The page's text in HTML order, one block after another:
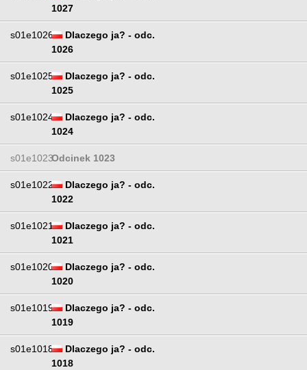
1027
s01e1026
Dlaczego ja? - odc.
1026
s01e1025
Dlaczego ja? - odc.
1025
s01e1024
Dlaczego ja? - odc.
1024
s01e1023Odcinek 1023
s01e1022
Dlaczego ja? - odc.
1022
s01e1021
Dlaczego ja? - odc.
1021
s01e1020
Dlaczego ja? - odc.
1020
s01e1019
Dlaczego ja? - odc.
1019
s01e1018
Dlaczego ja? - odc.
1018